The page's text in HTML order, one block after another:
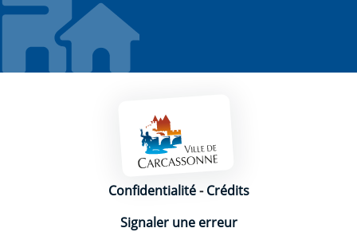
Mentions légales
Confidentialité-Crédits
Signaler une erreur